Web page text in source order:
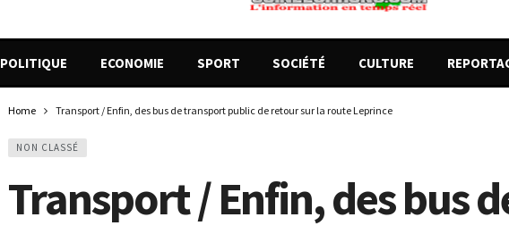
POLITIQUE ECONOMIE SPORT SOCIÉTÉ CULTURE
Home Transport / Enfin, des bus de transport public de retour sur la route Leprince
NON CLASSÉ
Transport / Enfin, des bus